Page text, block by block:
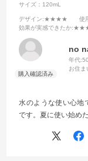
サイズ：120mL
デザイン:★★★★ 使
効果が実感できたか
no
年代:
お住ま
水のような使い心地
です。夏に使い始め